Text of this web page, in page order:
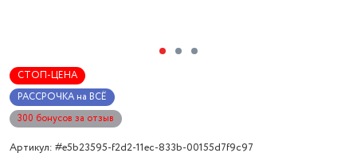
СТОП-ЦЕНА
РАССРОЧКА на ВСЁ
300 бонусов за отзыв
Артикул: #e5b23595-f2d2-11ec-833b-00155d7f9c97